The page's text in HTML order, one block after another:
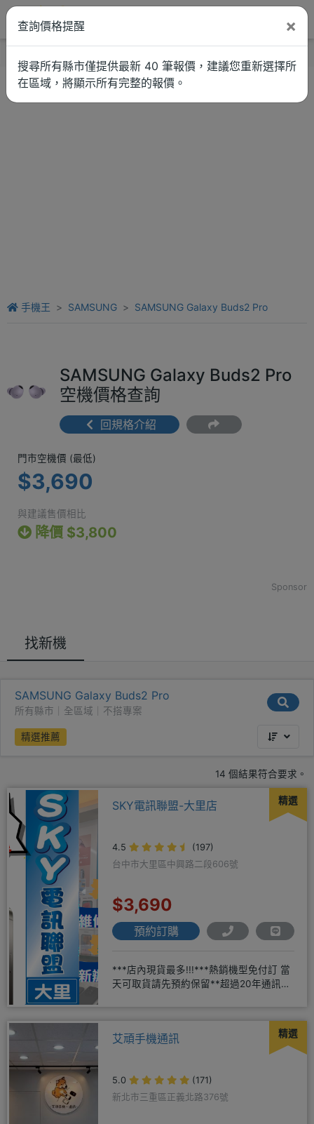
手機王 SAMSUNG SAMSUNG Galaxy Buds2 Pro
SAMSUNG Galaxy Buds2 Pro
空機價格查詢
回規格介紹
門市空機價 (最低) $3,690
門市空機價 (最低)
$3,690
與建議售價相比
降價 $3,800
Sponsor
找新機
SAMSUNG Galaxy Buds2 Pro
所有縣市｜全區域｜不搭專案
精選推薦
14 個結果符合要求。
精選
SKY電訊聯盟-大里店
4.5
(197)
台中市大里區中興路二段606號
$3,690
預約訂購
***店內現貨最多!!!***熱銷機型免付訂 當
天可取貨請先預約保留**超過20年通訊經
精選
艾頑手機通訊
5.0
(171)
新北市三重區正義北路376號
查詢價格提醒 ×
搜尋所有縣市僅提供最新 40 筆報價，建議您重新選擇所
在區域，將顯示所有完整的報價。